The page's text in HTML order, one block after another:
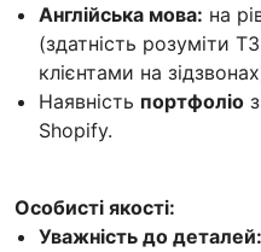
Англійська мова: на
(здатність розуміти
клієнтами на
Наявність портфоліо
Shopify.
Особисті якості:
Уважність до деталей: